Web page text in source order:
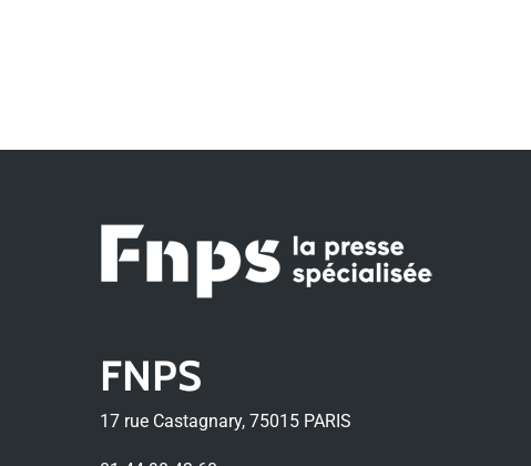
FNPS
17 rue Castagnary, 75015 PARIS